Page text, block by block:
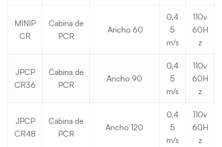
MINIP
CR
Cabina de
PCR
Ancho 60
0,4
5
m/s
110v
60H
z
JPCP
CR36
Cabina de
PCR
Ancho 90
0,4
5
m/s
110v
60H
z
JPCP
CR48
Cabina de
PCR
Ancho 120
0,4
5
m/s
110v
60H
z